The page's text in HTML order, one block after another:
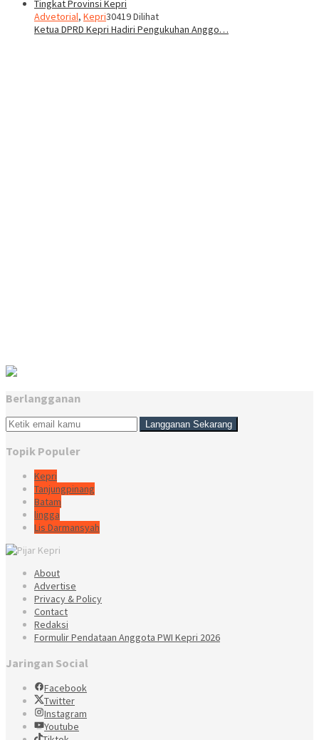
Advetorial, Kepri30419 Dilihat
Ketua DPRD Kepri Hadiri Pengukuhan Anggo…
Berlangganan
Topik Populer
Kepri
Tanjungpinang
Batam
lingga
Lis Darmansyah
About
Advertise
Privacy & Policy
Contact
Redaksi
Formulir Pendataan Anggota PWI Kepri 2026
Jaringan Social
Facebook
Twitter
Instagram
Youtube